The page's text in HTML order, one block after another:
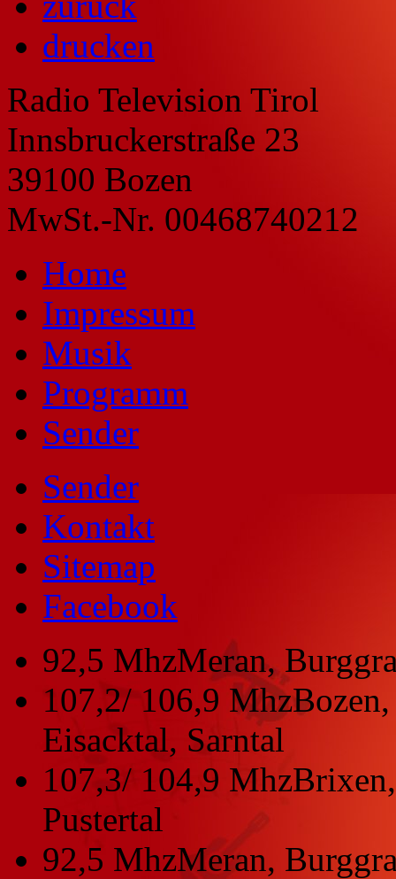
drucken
Radio Television Tirol
Innsbruckerstraße 23
39100 Bozen
MwSt.-Nr. 00468740212
Home
Impressum
Musik
Programm
Sender
Sender
Kontakt
Sitemap
Facebook
92,5 MhzMeran,
107,2/ 106,9 Mhz
Eisacktal, Sarntal
107,3/ 104,9 Mhz
Pustertal
92,5 MhzMeran,